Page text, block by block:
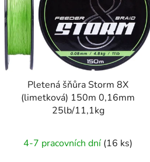
s
p
r
o
Pletená šňůra Storm 8X
(limetková) 150m 0,16mm
25lb/11,1kg
4-7 pracovních dní (16 ks)